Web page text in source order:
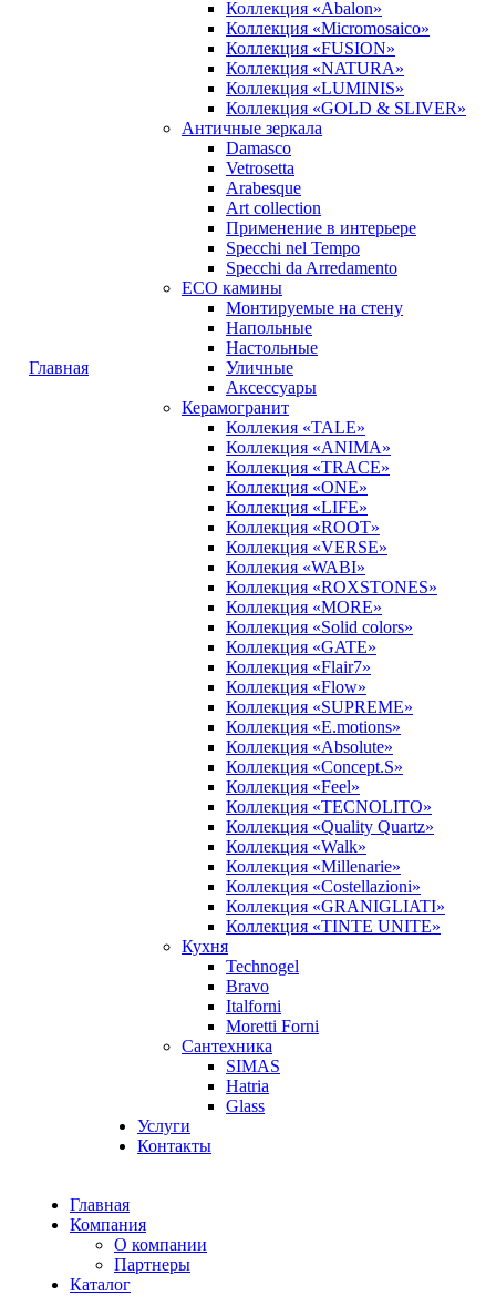
Главная
Коллекция «Abalon»
Коллекция «Micromosaico»
Коллекция «FUSION»
Коллекция «NATURA»
Коллекция «LUMINIS»
Коллекция «GOLD & SLIVER»
Античные зеркала
Damasco
Vetrosetta
Arabesque
Art collection
Применение в интерьере
Specchi nel Tempo
Specchi da Arredamento
ECO камины
Монтируемые на стену
Напольные
Настольные
Уличные
Аксессуары
Керамогранит
Коллекия «TALE»
Коллекция «ANIMA»
Коллекция «TRACE»
Коллекция «ONE»
Коллекция «LIFE»
Коллекция «ROOT»
Коллекция «VERSE»
Коллекия «WABI»
Коллекция «ROXSTONES»
Коллекция «MORE»
Коллекция «Solid colors»
Коллекция «GATE»
Коллекция «Flair7»
Коллекция «Flow»
Коллекция «SUPREME»
Коллекция «E.motions»
Коллекция «Absolute»
Коллекция «Concept.S»
Коллекция «Feel»
Коллекция «TECNOLITO»
Коллекция «Quality Quartz»
Коллекция «Walk»
Коллекция «Millenarie»
Коллекция «Costellazioni»
Коллекция «GRANIGLIATI»
Коллекция «TINTE UNITE»
Кухня
Technogel
Bravo
Italforni
Moretti Forni
Сантехника
SIMAS
Hatria
Glass
Услуги
Контакты
Главная
Компания
О компании
Партнеры
Каталог